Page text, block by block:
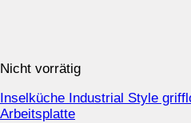
Nicht vorrätig
Inselküche Industrial Style
Arbeitsplatte